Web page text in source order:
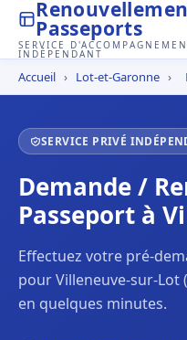
Passeports
SERVICE
INDÉPENDANT
Accueil › Lot-et-Garonne ›
SERVICE PRIVÉ
Demande /
Passeport à
Effectuez votre pré-
pour Villeneuve-sur-Lot
en quelques minutes.